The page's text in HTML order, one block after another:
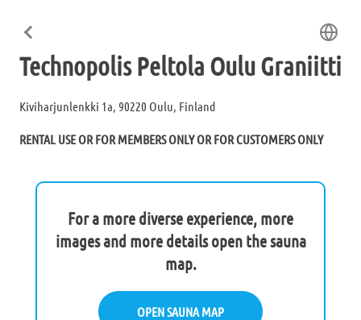
Technopolis Peltola Oulu Graniitti
Kiviharjunlenkki 1a, 90220 Oulu, Finland
RENTAL USE OR FOR MEMBERS ONLY OR FOR CUSTOMERS ONLY
For a more diverse experience, more
images and more details open the sauna
map.
OPEN SAUNA MAP